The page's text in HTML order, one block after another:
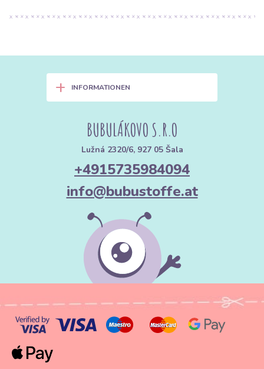
+ INFORMATIONEN
BUBULÁKOVO S.R.O
Lužná 2320/6, 927 05 Šala
+4915735984094
info@bubustoffe.at